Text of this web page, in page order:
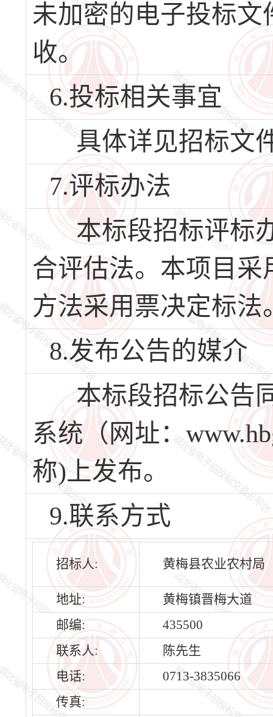
未加密的电子投标文
收。
6.投标相关事宜
具体详见招标文
7.评标办法
本标段招标评标
合评估法。本项目采
方法采用票决定标法
8.发布公告的媒介
本标段招标公告
系统（网址：
称)上发布。
9.联系方式
招标人: 黄梅县农业农村局
地址:
黄梅镇晋梅大道
邮编:
435500
联系人:
陈先生
电话:
0713-3835066
传真: